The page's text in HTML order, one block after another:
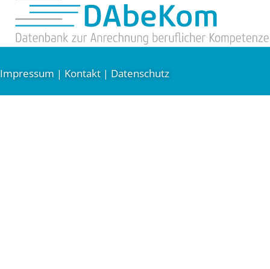
Impressum | Kontakt | Datenschutz